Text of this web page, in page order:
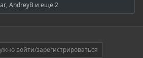
,AndreyB и ещё 2
войти/зарегистрироваться